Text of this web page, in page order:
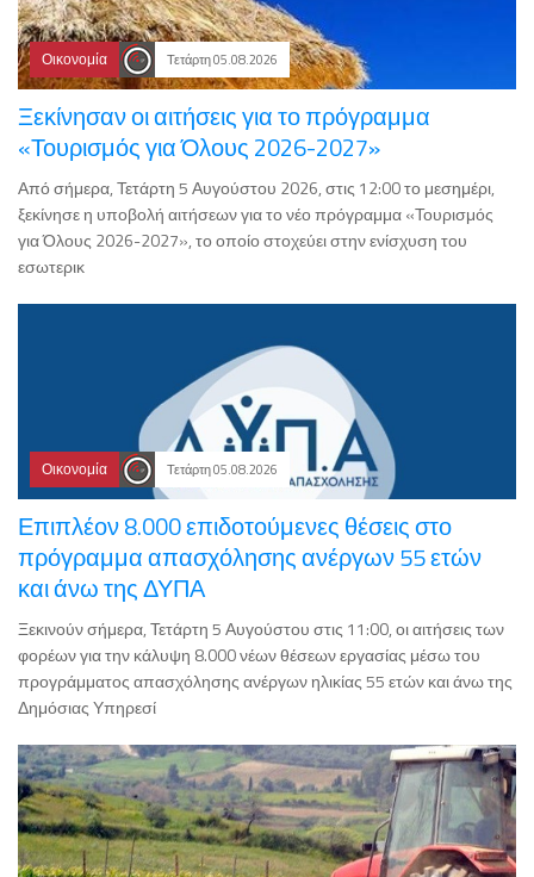
Οικονομία Τετάρτη 05.08.2026
Ξεκίνησαν οι αιτήσεις για το πρόγραμμα
«Τουρισμός για Όλους 2026-2027»
Από σήμερα, Τετάρτη 5 Αυγούστου 2026, στις 12:00 το μεσημέρι,
ξεκίνησε η υποβολή αιτήσεων για το νέο πρόγραμμα «Τουρισμός
για Όλους 2026-2027», το οποίο στοχεύει στην ενίσχυση του
εσωτερικ
Οικονομία Τετάρτη 05.08.2026
Επιπλέον 8.000 επιδοτούμενες θέσεις στο
πρόγραμμα απασχόλησης ανέργων 55 ετών
και άνω της ΔΥΠΑ
Ξεκινούν σήμερα, Τετάρτη 5 Αυγούστου στις 11:00, οι αιτήσεις των
φορέων για την κάλυψη 8.000 νέων θέσεων εργασίας μέσω του
προγράμματος απασχόλησης ανέργων ηλικίας 55 ετών και άνω της
Δημόσιας Υπηρεσί